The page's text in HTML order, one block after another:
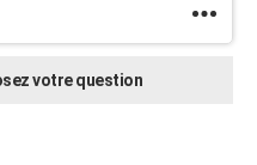
votre question